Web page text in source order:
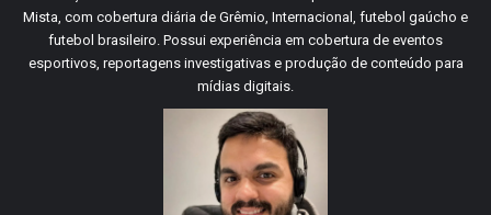
Mista, com cobertura diária de Grêmio, Internacional, futebol gaúcho e
futebol brasileiro. Possui experiência em cobertura de eventos
esportivos, reportagens investigativas e produção de conteúdo para
mídias digitais.